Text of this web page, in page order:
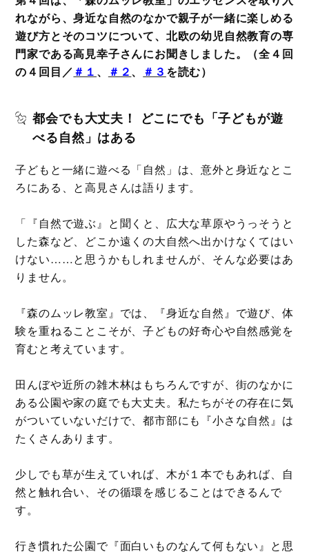
れながら、身近な自然のなかで親子が一緒に楽しめる
遊び方とそのコツについて、北欧の幼児自然教育の専
門家である高見幸子さんにお聞きしました。（全４回
の４回目／＃１ 、 ＃２、 ＃３ を読む）
都会でも大丈夫！ どこにでも「子どもが遊
べる自然」はある
子どもと一緒に遊べる「自然」は、意外と身近なとこ
ろにある、と高見さんは語ります。
「『自然で遊ぶ』と聞くと、広大な草原やうっそうと
した森など、どこか遠くの大自然へ出かけなくてはい
けない……と思うかもしれませんが、そんな必要はあ
りません。
『森のムッレ教室』では、『身近な自然』で遊び、体
験を重ねることこそが、子どもの好奇心や自然感覚を
育むと考えています。
田んぼや近所の雑木林はもちろんですが、街のなかに
ある公園や家の庭でも大丈夫。私たちがその存在に気
がついていないだけで、都市部にも『小さな自然』は
たくさんあります。
少しでも草が生えていれば、木が１本でもあれば、自
然と触れ合い、その循環を感じることはできるんで
す。
行き慣れた公園で『面白いものなんて何もない』と思